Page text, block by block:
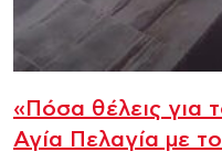
«Πόσα θέλεις για
Αγία Πελαγία με